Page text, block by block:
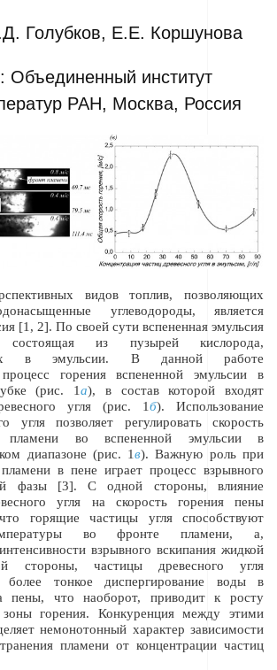
Голубков, Е.Е. Коршунова
Объединенный институт
РАН, Москва, Россия
видов топлив, позволяющих
углеводороды, является
[1, 2]. По своей сути вспененная эмульсия
из пузырей кислорода,
в эмульсии. В данной работе
процесс горения вспененной эмульсии в
(рис. 1а), в состав которой входят
угля (рис. 1б). Использование
угля позволяет регулировать скорость
пламени во вспененной эмульсии в
диапазоне (рис. 1в). Важную роль при
в пене играет процесс взрывного
фазы [3]. С одной стороны, влияние
угля на скорость горения пены
горящие частицы угля способствуют
во фронте пламени, а,
взрывного вскипания жидкой
стороны, частицы древесного угля
более тонкое диспергирование воды в
пены, что наоборот, приводит к росту
горения. Конкуренция между этими
немонотонный характер зависимости
пламени от концентрации частиц